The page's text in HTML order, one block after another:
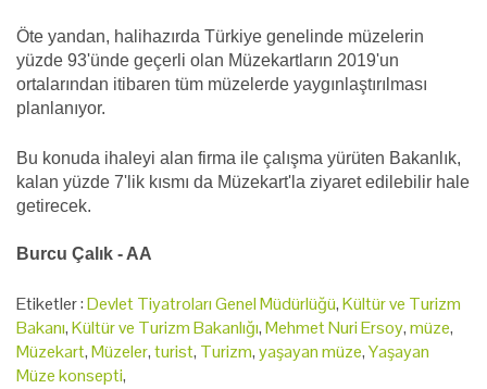
Öte yandan, halihazırda Türkiye genelinde müzelerin
yüzde 93'ünde geçerli olan Müzekartların 2019'un
ortalarından itibaren tüm müzelerde yaygınlaştırılması
planlanıyor.
Bu konuda ihaleyi alan firma ile çalışma yürüten Bakanlık,
kalan yüzde 7'lik kısmı da Müzekart'la ziyaret edilebilir hale
getirecek.
Burcu Çalık - AA
Etiketler :Devlet Tiyatroları Genel Müdürlüğü,Kültür ve Turizm
Bakanı,Kültür ve Turizm Bakanlığı,Mehmet Nuri Ersoy,müze,
Müzekart,Müzeler,turist, Turizm,yaşayan müze,Yaşayan
Müze konsepti,